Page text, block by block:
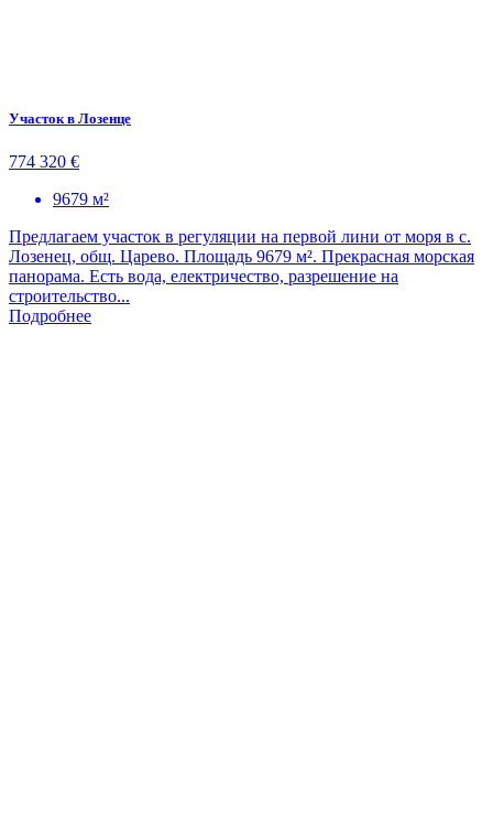
Участок в Лозенце
774 320 €
9679 м²
Предлагаем участок в регуляции на первой лини от моря в с.
Лозенец, общ. Царево. Площадь 9679 м². Прекрасная морская
панорама. Есть вода, електричество, разрешение на
строительство...
Подробнее